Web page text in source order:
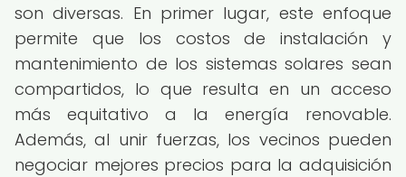
son diversas. En primer lugar, este enfoque
permite que los costos de instalación y
mantenimiento de los sistemas solares sean
compartidos, lo que resulta en un acceso
más equitativo a la energía renovable.
Además, al unir fuerzas, los vecinos pueden
negociar mejores precios para la adquisición